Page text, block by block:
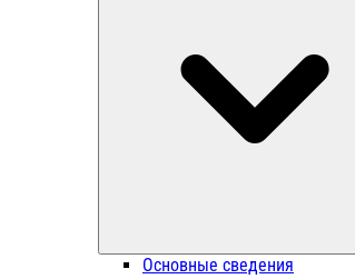
Основные сведения